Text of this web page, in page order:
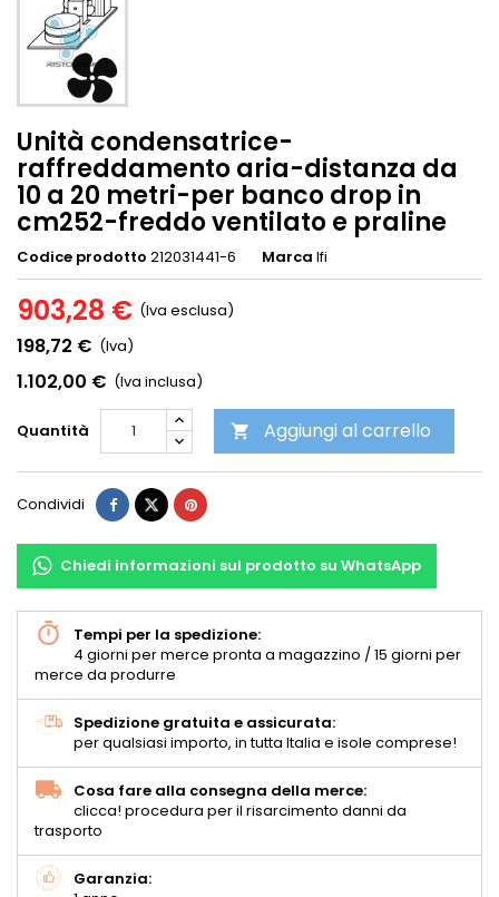
Unità condensatrice-
raffreddamento aria-distanza da
10 a 20 metri-per banco drop in
cm252-freddo ventilato e praline
Codice prodotto 212031441-6 Marca Ifi
903,28 € (Iva esclusa)
198,72 € (Iva)
1.102,00 € (Iva inclusa)
Quantità  Aggiungi al carrello
Condividi
Chiedi informazioni sul prodotto su WhatsApp
Tempi per la spedizione:
4 giorni per merce pronta a magazzino / 15 giorni per
merce da produrre
Spedizione gratuita e assicurata:
per qualsiasi importo, in tutta Italia e isole comprese!
Cosa fare alla consegna della merce:
clicca! procedura per il risarcimento danni da
trasporto
Garanzia: